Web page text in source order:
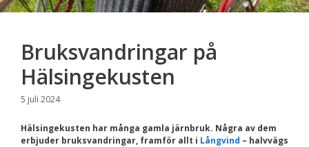
Bruksvandringar på
Hälsingekusten
5 juli 2024
Hälsingekusten har många gamla järnbruk. Några av dem
erbjuder bruksvandringar, framför allt i Långvind – halvvägs